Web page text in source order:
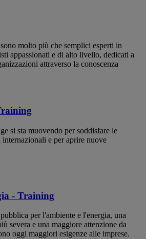
molto più che semplici esperti in
appassionati e di alto livello, dedicati a
attraverso la conoscenza
si sta muovendo per soddisfare le
e per aprire nuove
- Training
per l'ambiente e l'energia, una
severa e una maggiore attenzione da
oggi maggiori esigenze alle imprese.